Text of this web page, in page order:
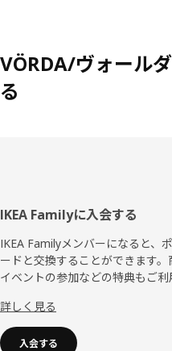
VÖRDA/ヴォール
る
フ
ッ
タ
IKEA Familyに入会する
IKEA Familyメンバーになると、
ードと交換することができます
イベントの参加などの特典もご利
詳しく見る
入会する